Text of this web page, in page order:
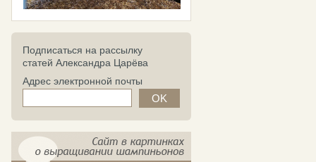
Подписаться на рассылку
статей Александра Царёва
Адрес электронной почты